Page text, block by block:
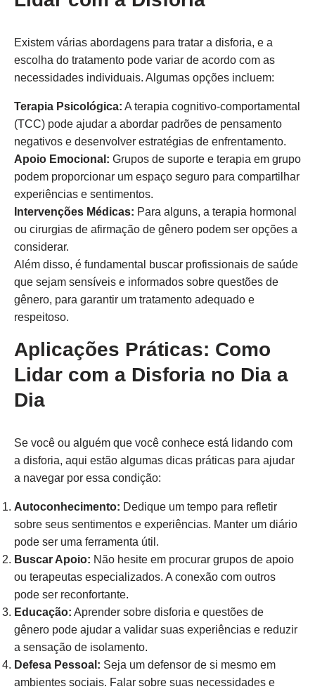
Existem várias abordagens para tratar a disforia, e a
escolha do tratamento pode variar de acordo com as
necessidades individuais. Algumas opções incluem:
Terapia Psicológica: A terapia cognitivo-comportamental
(TCC) pode ajudar a abordar padrões de pensamento
negativos e desenvolver estratégias de enfrentamento.
Apoio Emocional: Grupos de suporte e terapia em grupo
podem proporcionar um espaço seguro para compartilhar
experiências e sentimentos.
Intervenções Médicas: Para alguns, a terapia hormonal
ou cirurgias de afirmação de gênero podem ser opções a
considerar.
Além disso, é fundamental buscar profissionais de saúde
que sejam sensíveis e informados sobre questões de
gênero, para garantir um tratamento adequado e
respeitoso.
Aplicações Práticas: Como
Lidar com a Disforia no Dia a
Dia
Se você ou alguém que você conhece está lidando com
a disforia, aqui estão algumas dicas práticas para ajudar
a navegar por essa condição:
Autoconhecimento: Dedique um tempo para refletir
sobre seus sentimentos e experiências. Manter um diário
pode ser uma ferramenta útil.
Buscar Apoio: Não hesite em procurar grupos de apoio
ou terapeutas especializados. A conexão com outros
pode ser reconfortante.
Educação: Aprender sobre disforia e questões de
gênero pode ajudar a validar suas experiências e reduzir
a sensação de isolamento.
Defesa Pessoal: Seja um defensor de si mesmo em
ambientes sociais. Falar sobre suas necessidades e